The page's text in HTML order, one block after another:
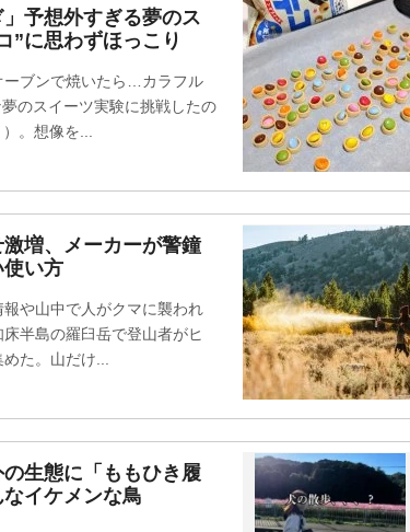
」予想外すぎる夢のス
”に思わずほっこり
ブンで焼いたら…カラフル
のスイーツ実験に挑戦したの
。想像を...
増、メーカーが警鐘
使い方
や山中で人がクマに襲われ
半島の羅臼岳で登山者がヒ
た。山だけ...
生態に「ももひき履
イケメンな鳥